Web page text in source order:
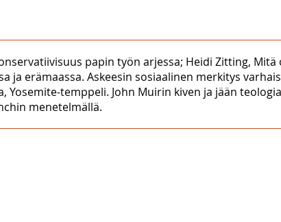
papin työn arjessa; Heidi Zitting,
ja erämaassa. Askeesin sosiaalinen merkitys
Yosemite-temppeli. John Muirin kiven ja jään
menetelmällä.